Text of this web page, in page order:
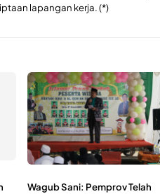
lapangan kerja. (*)
Wagub Sani: Pemprov Telah